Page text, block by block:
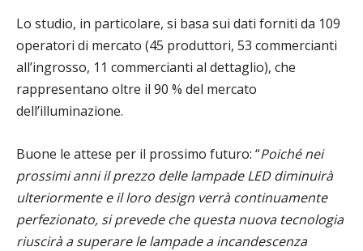
Lo studio, in particolare, si basa sui dati forniti da 109
operatori di mercato (45 produttori, 53 commercianti
all’ingrosso, 11 commercianti al dettaglio), che
rappresentano oltre il 90 % del mercato
dell’illuminazione.
Buone le attese per il prossimo futuro: “Poiché nei
prossimi anni il prezzo delle lampade LED diminuirà
ulteriormente e il loro design verrà continuamente
perfezionato, si prevede che questa nuova tecnologia
riuscirà a superare le lampade a incandescenza